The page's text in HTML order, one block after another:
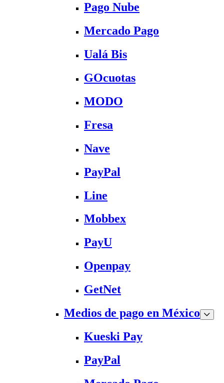
Pago Nube
Mercado Pago
Ualá Bis
GOcuotas
MODO
Fresa
Nave
PayPal
Line
Mobbex
PayU
Openpay
GetNet
Medios de pago en México
Kueski Pay
PayPal